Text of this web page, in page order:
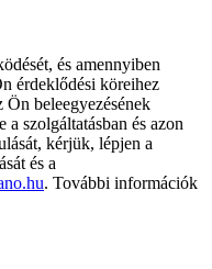
és amennyiben
érdeklődési köreihez
beleegyezésének
szolgáltatásban és azon
kérjük, lépjen a
és a
. További információk